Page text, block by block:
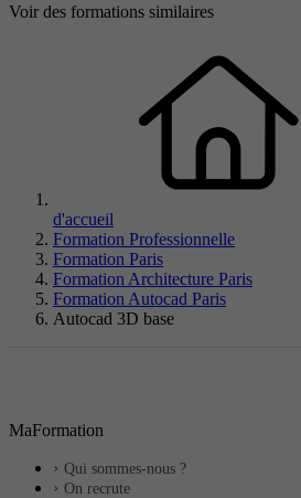
Voir des formations similaires
d'accueil
Formation Professionnelle
Formation Paris
Formation Architecture Paris
Formation Autocad Paris
Autocad 3D base
MaFormation
Qui sommes-nous ?
On recrute